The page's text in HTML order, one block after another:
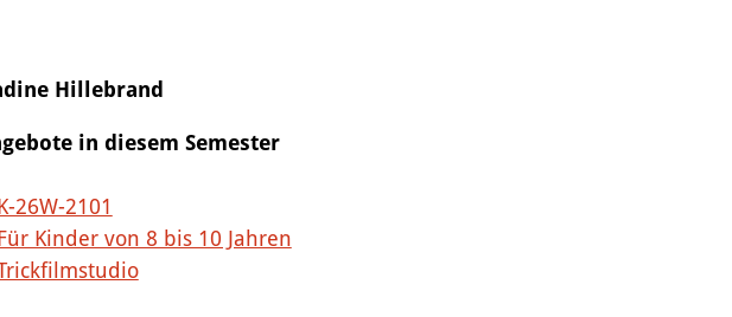
Hillebrand
in diesem Semester
26W-2101
Kinder von 8 bis 10 Jahren